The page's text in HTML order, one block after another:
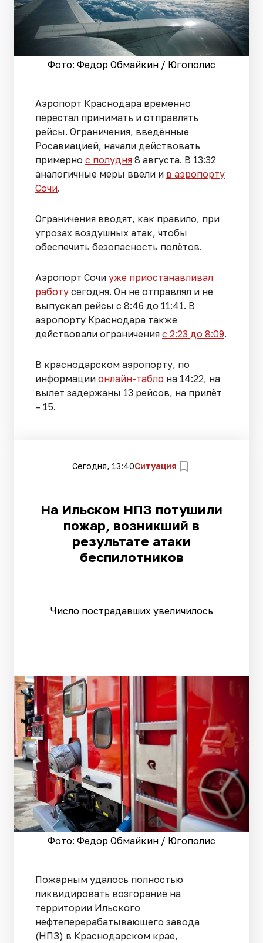
Фото: Федор Обмайкин / Югополис
Аэропорт Краснодара временно
перестал принимать и отправлять
рейсы. Ограничения, введённые
Росавиацией, начали действовать
примерно с полудня 8 августа. В 13:32
аналогичные меры ввели и в аэропорту
Сочи.
Ограничения вводят, как правило, при
угрозах воздушных атак, чтобы
обеспечить безопасность полётов.
Аэропорт Сочи уже приостанавливал
работу сегодня. Он не отправлял и не
выпускал рейсы с 8:46 до 11:41. В
аэропорту Краснодара также
действовали ограничения с 2:23 до 8:09.
В краснодарском аэропорту, по
информации онлайн-табло на 14:22, на
вылет задержаны 13 рейсов, на прилёт
– 15.
Сегодня, 13:40Ситуация
На Ильском НПЗ потушили
пожар, возникший в
результате атаки
беспилотников
Число пострадавших увеличилось
Фото: Федор Обмайкин / Югополис
Пожарным удалось полностью
ликвидировать возгорание на
территории Ильского
нефтеперерабатывающего завода
(НПЗ) в Краснодарском крае,